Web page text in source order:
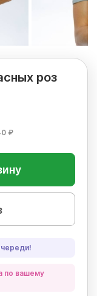
роз
₽
по вашему